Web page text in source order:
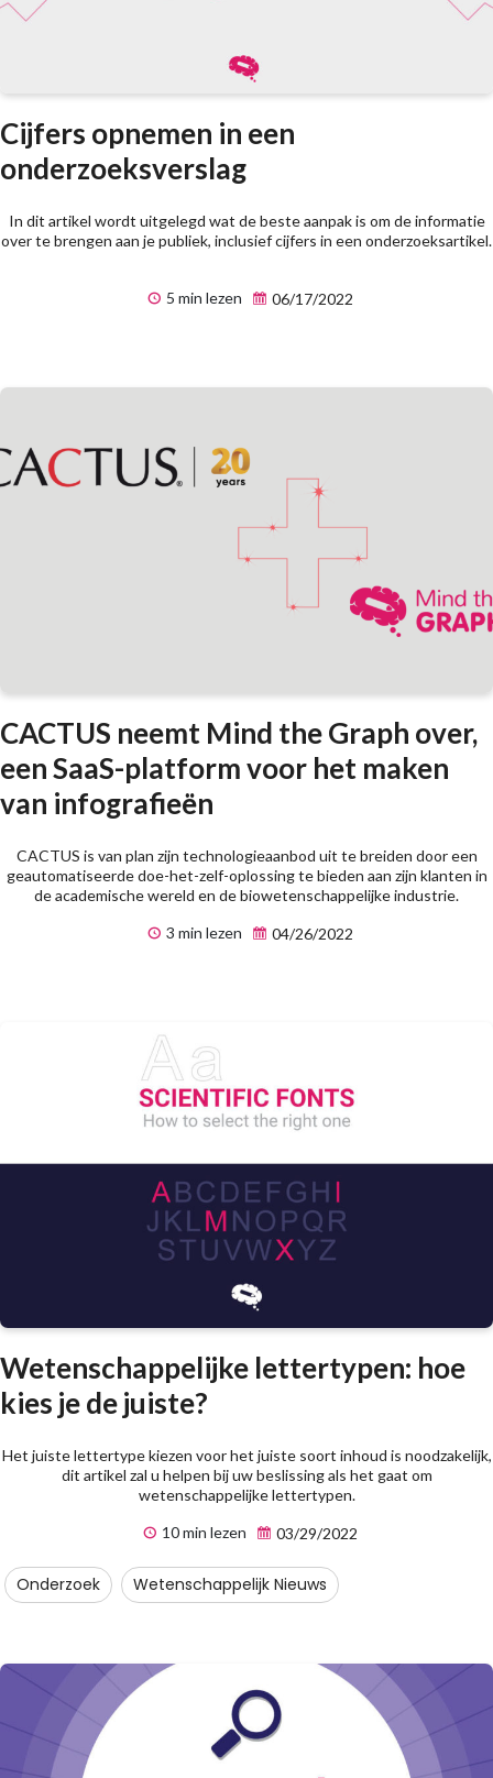
Cijfers opnemen in een
onderzoeksverslag
In dit artikel wordt uitgelegd wat de beste aanpak is om de informatie
over te brengen aan je publiek, inclusief cijfers in een onderzoeksartikel.
5 min lezen 06/17/2022
CACTUS neemt Mind the Graph over,
een SaaS-platform voor het maken
van infografieën
CACTUS is van plan zijn technologieaanbod uit te breiden door een
geautomatiseerde doe-het-zelf-oplossing te bieden aan zijn klanten in
de academische wereld en de biowetenschappelijke industrie.
3 min lezen
04/26/2022
Wetenschappelijke lettertypen: hoe
kies je de juiste?
Het juiste lettertype kiezen voor het juiste soort inhoud is noodzakelijk,
dit artikel zal u helpen bij uw beslissing als het gaat om
wetenschappelijke lettertypen.
10 min lezen
03/29/2022
Onderzoek Wetenschappelijk Nieuws